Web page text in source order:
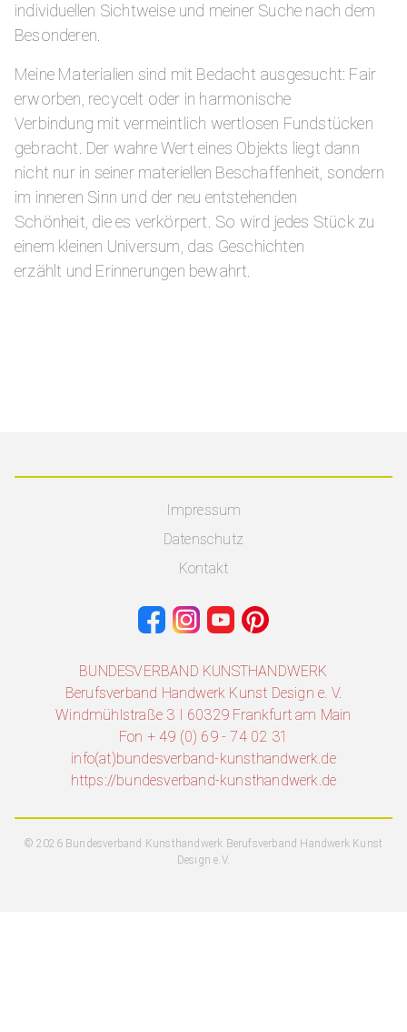
individuellen Sichtweise und meiner Suche nach dem
Besonderen.
Meine Materialien sind mit Bedacht ausgesucht: Fair
erworben, recycelt oder in harmonische
Verbindung mit vermeintlich wertlosen Fundstücken
gebracht. Der wahre Wert eines Objekts liegt dann
nicht nur in seiner materiellen Beschaffenheit, sondern
im inneren Sinn und der neu entstehenden
Schönheit, die es verkörpert. So wird jedes Stück zu
einem kleinen Universum, das Geschichten
erzählt und Erinnerungen bewahrt.
Impressum
Datenschutz
Kontakt
BUNDESVERBAND KUNSTHANDWERK
Berufsverband Handwerk Kunst Design e. V.
Windmühlstraße 3 I 60329 Frankfurt am Main
Fon + 49 (0) 69 - 74 02 31
info(at)bundesverband-kunsthandwerk.de
https://bundesverband-kunsthandwerk.de
© 2026 Bundesverband Kunsthandwerk Berufsverband Handwerk Kunst
Design e.V.